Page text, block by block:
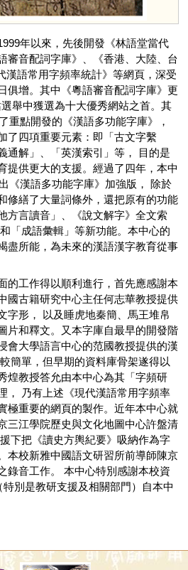
年以來，先後開發《林語堂當代
審音配詞字庫》、《香港、大陸、台
漢語常用字頻率統計》等網頁，深受
俱增。其中《粵語審音配詞字庫》更
舉中獲選為十大優秀網站之首。其
重點開發的《漢語多功能字庫》，
了四項重要元素：即「古文字繫
通解」、「英漢索引」等， 目的是
提供更大的支援。經過了四年，本中
《漢語多功能字庫》加強版， 除於
修繕了大量詞條外，還把原有的功能
方言讀音」、《說文解字》全文索
「成語彙輯」等新功能。本中心的
盡所能，為未來的漢語漢字教育從事
的工作得以順利進行，首先應感謝本
國古籍研究中心主任何志華教授提供
字形， 以及睡虎地秦簡、馬王堆帛
片和釋文。又本字庫自最早的開發階
會大學語言中心的范國教授提供的漢
簡單，但早期的資料庫骨架遂得以
煌教授答允由本中心為其「字頻研
， 乃有上述《現代漢語常用字頻率
極重要的網頁的製作。近年本中心就
三江學院歷史與文化地圖中心許盤清
下把《讀史方輿紀要》吸納作為字
本校新雅中國語文研習所前導師陳京
錄音工作。 本中心特別感謝本校資
別是教研支援及相關部門）自本中